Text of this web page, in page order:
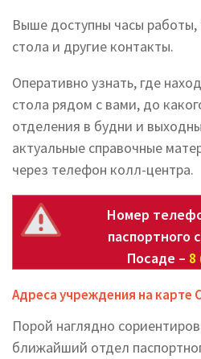
Выше доступны часы
стола и другие контакты.
Оперативно узнать, где
стола рядом с вами, до
отделения в будни и
актуальные справочные
через телефон колл-центра.
Номер
паспортного
Посаде – 8
Адреса учреждения на карте
Порой наглядно
ближайший отдел